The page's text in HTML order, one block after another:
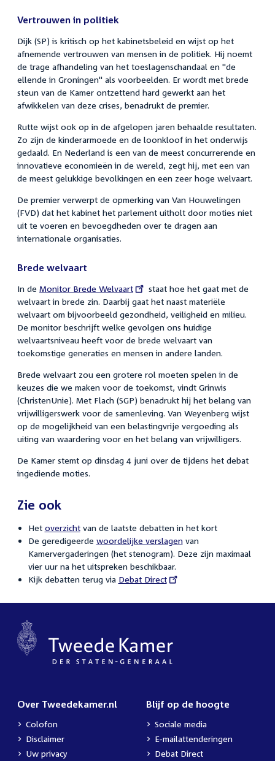
Vertrouwen in politiek
Dijk (SP) is kritisch op het kabinetsbeleid en wijst op het
afnemende vertrouwen van mensen in de politiek. Hij noemt
de trage afhandeling van het toeslagenschandaal en "de
ellende in Groningen" als voorbeelden. Er wordt met brede
steun van de Kamer ontzettend hard gewerkt aan het
afwikkelen van deze crises, benadrukt de premier.
Rutte wijst ook op in de afgelopen jaren behaalde resultaten.
Zo zijn de kinderarmoede en de loonkloof in het onderwijs
gedaald. En Nederland is een van de meest concurrerende en
innovatieve economieën in de wereld, zegt hij, met een van
de meest gelukkige bevolkingen en een zeer hoge welvaart.
De premier verwerpt de opmerking van Van Houwelingen
(FVD) dat het kabinet het parlement uitholt door moties niet
uit te voeren en bevoegdheden over te dragen aan
internationale organisaties.
Brede welvaart
In de External
link:
Monitor Brede Welvaart
staat hoe het gaat met de
welvaart in brede zin. Daarbij gaat het naast materiële
welvaart om bijvoorbeeld gezondheid, veiligheid en milieu.
De monitor beschrijft welke gevolgen ons huidige
welvaartsniveau heeft voor de brede welvaart van
toekomstige generaties en mensen in andere landen.
Brede welvaart zou een grotere rol moeten spelen in de
keuzes die we maken voor de toekomst, vindt Grinwis
(ChristenUnie). Met Flach (SGP) benadrukt hij het belang van
vrijwilligerswerk voor de samenleving. Van Weyenberg wijst
op de mogelijkheid van een belastingvrije vergoeding als
uiting van waardering voor en het belang van vrijwilligers.
De Kamer stemt op dinsdag 4 juni over de tijdens het debat
ingediende moties.
Zie ook
Het overzichtvan de laatste debatten in het kort
De geredigeerde woordelijke verslagenvan
Kamervergaderingen (het stenogram). Deze zijn maximaal
vier uur na het uitspreken beschikbaar.
Kijk debatten terug via External
Debat Direct
Over Tweedekamer.nl
Colofon
Disclaimer
Uw privacy
Blijf op de hoogte
Sociale media
E-mailattenderingen
Debat Direct